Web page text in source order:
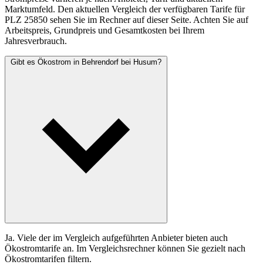
Marktumfeld. Den aktuellen Vergleich der verfügbaren Tarife für
PLZ 25850 sehen Sie im Rechner auf dieser Seite. Achten Sie auf
Arbeitspreis, Grundpreis und Gesamtkosten bei Ihrem
Jahresverbrauch.
Gibt es Ökostrom in Behrendorf bei Husum?
Ja. Viele der im Vergleich aufgeführten Anbieter bieten auch
Ökostromtarife an. Im Vergleichsrechner können Sie gezielt nach
Ökostromtarifen filtern.